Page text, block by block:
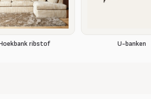
ribstof U-banken